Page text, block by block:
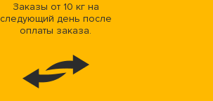
Заказы от 10 кг на
следующий день после
оплаты заказа.